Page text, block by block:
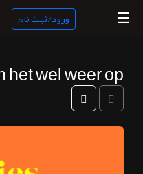
منبع
ناب
☰ ورود/ثبت نام
wel weer op